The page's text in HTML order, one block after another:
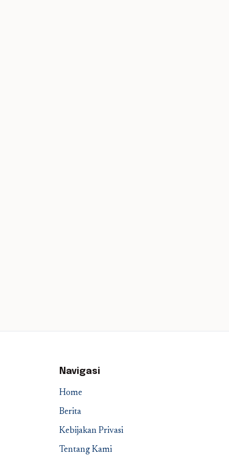
Navigasi
Home
Berita
Kebijakan Privasi
Tentang Kami